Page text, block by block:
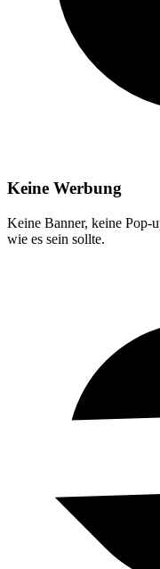
Keine Werbung
Keine Banner, keine Pop-
wie es sein sollte.